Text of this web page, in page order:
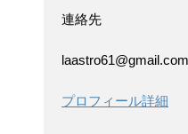
連絡先
laastro61@gmail.com
プロフィール詳細